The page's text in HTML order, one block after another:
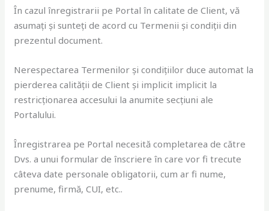
În cazul înregistrarii pe Portal în calitate de Client, vă
asumați și sunteți de acord cu Termenii și condiții din
prezentul document.
Nerespectarea Termenilor și condițiilor duce automat la
pierderea calității de Client și implicit implicit la
restricționarea accesului la anumite secțiuni ale
Portalului.
Înregistrarea pe Portal necesită completarea de către
Dvs. a unui formular de înscriere în care vor fi trecute
câteva date personale obligatorii, cum ar fi nume,
prenume, firmă, CUI, etc..